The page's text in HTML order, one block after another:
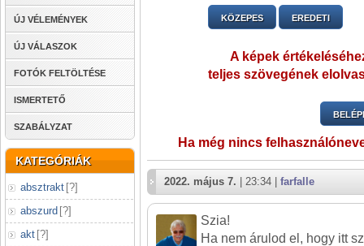
ÚJ VÉLEMÉNYEK
ÚJ VÁLASZOK
FOTÓK FELTÖLTÉSE
ISMERTETŐ
SZABÁLYZAT
KATEGÓRIÁK
absztrakt [?]
abszurd [?]
akt [?]
KÖZEPES EREDETI
A képek
teljes szövegének
Ha még nincs
2022. május 7. | 23:34 | farfalle
Szia!
Ha nem árulod el, hogy itt